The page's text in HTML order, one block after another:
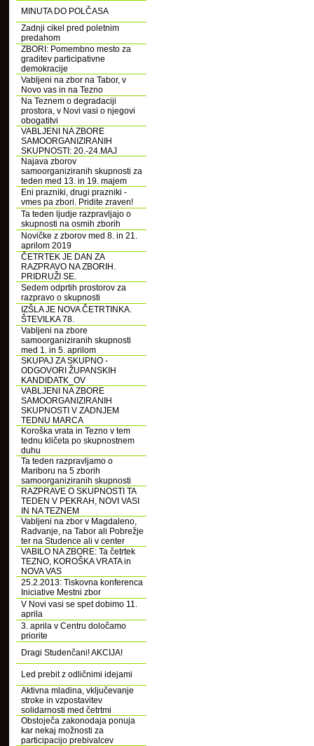
MINUTA DO POLČASA
Zadnji cikel pred poletnim
predahom
ZBORI: Pomembno mesto za
graditev participativne
demokracije
Vabljeni na zbor na Tabor, v
Novo vas in na Tezno
Na Teznem o degradaciji
prostora, v Novi vasi o njegovi
obogatitvi
VABLJENI NA ZBORE
SAMOORGANIZIRANIH
SKUPNOSTI: 20.-24.MAJ
Najava zborov
samoorganiziranih skupnosti za
teden med 13. in 19. majem
Eni prazniki, drugi prazniki -
vmes pa zbori. Pridite zraven!
Ta teden ljudje razpravljajo o
skupnosti na osmih zborih
Novičke z zborov med 8. in 21.
aprilom 2019
ČETRTEK JE DAN ZA
RAZPRAVO NA ZBORIH.
PRIDRUŽI SE.
Sedem odprtih prostorov za
razpravo o skupnosti
IZŠLA JE NOVA ČETRTINKA.
ŠTEVILKA 78.
Vabljeni na zbore
samoorganiziranih skupnosti
med 1. in 5. aprilom
SKUPAJ ZA SKUPNO -
ODGOVORI ŽUPANSKIH
KANDIDATK_OV
VABLJENI NA ZBORE
SAMOORGANIZIRANIH
SKUPNOSTI V ZADNJEM
TEDNU MARCA
Koroška vrata in Tezno v tem
tednu kličeta po skupnostnem
duhu
Ta teden razpravljamo o
Mariboru na 5 zborih
samoorganiziranih skupnosti
RAZPRAVE O SKUPNOSTI TA
TEDEN V PEKRAH, NOVI VASI
IN NA TEZNEM
Vabljeni na zbor v Magdaleno,
Radvanje, na Tabor ali Pobrežje
ter na Studence ali v center
VABILO NA ZBORE: Ta četrtek
TEZNO, KOROŠKA VRATA in
NOVA VAS
25.2.2013: Tiskovna konferenca
Iniciative Mestni zbor
V Novi vasi se spet dobimo 11.
aprila
3. aprila v Centru določamo
priorite
Dragi Studenčani! AKCIJA!
Led prebit z odličnimi idejami
Aktivna mladina, vključevanje
stroke in vzpostavitev
solidarnosti med četrtmi
Obstoječa zakonodaja ponuja
kar nekaj možnosti za
participacijo prebivalcev